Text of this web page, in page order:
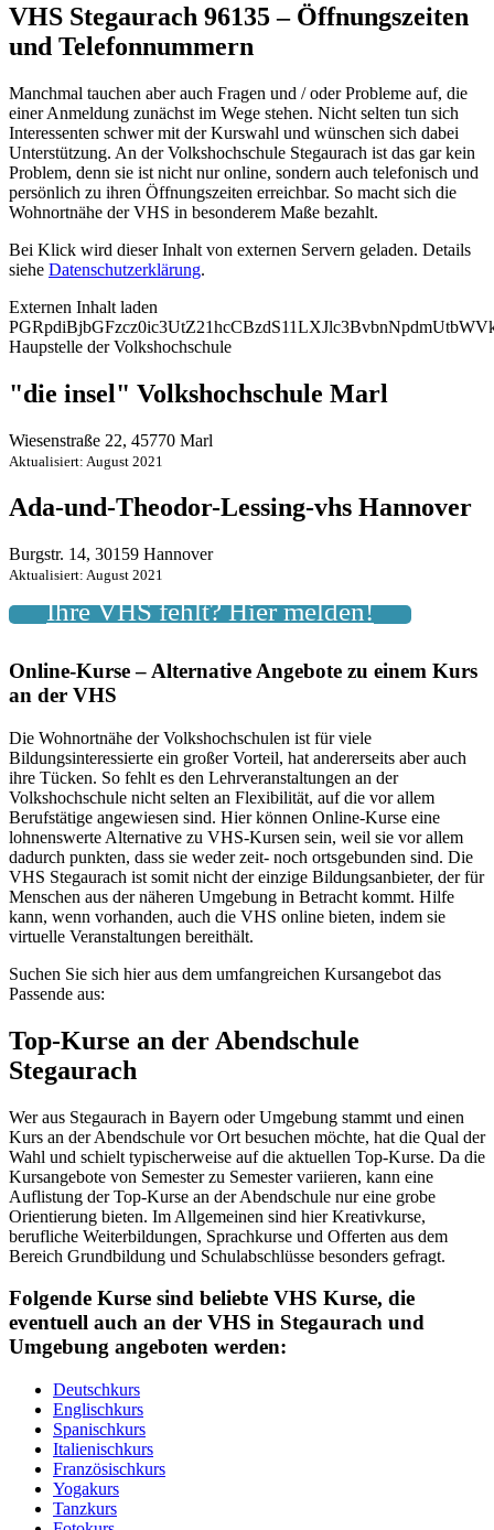
VHS Stegaurach 96135 – Öffnungszeiten
und Telefonnummern
Manchmal tauchen aber auch Fragen und / oder Probleme auf, die
einer Anmeldung zunächst im Wege stehen. Nicht selten tun sich
Interessenten schwer mit der Kurswahl und wünschen sich dabei
Unterstützung. An der Volkshochschule Stegaurach ist das gar kein
Problem, denn sie ist nicht nur online, sondern auch telefonisch und
persönlich zu ihren Öffnungszeiten erreichbar. So macht sich die
Wohnortnähe der VHS in besonderem Maße bezahlt.
Bei Klick wird dieser Inhalt von externen Servern geladen. Details
siehe Datenschutzerklärung.
Externen Inhalt laden
Haupstelle der Volkshochschule
"die insel" Volkshochschule Marl
Wiesenstraße 22, 45770 Marl
Aktualisiert: August 2021
Ada-und-Theodor-Lessing-vhs Hannover
Burgstr. 14, 30159 Hannover
Aktualisiert: August 2021
Ihre VHS fehlt? Hier melden!
Online-Kurse – Alternative Angebote zu einem Kurs
an der VHS
Die Wohnortnähe der Volkshochschulen ist für viele
Bildungsinteressierte ein großer Vorteil, hat andererseits aber auch
ihre Tücken. So fehlt es den Lehrveranstaltungen an der
Volkshochschule nicht selten an Flexibilität, auf die vor allem
Berufstätige angewiesen sind. Hier können Online-Kurse eine
lohnenswerte Alternative zu VHS-Kursen sein, weil sie vor allem
dadurch punkten, dass sie weder zeit- noch ortsgebunden sind. Die
VHS Stegaurach ist somit nicht der einzige Bildungsanbieter, der für
Menschen aus der näheren Umgebung in Betracht kommt. Hilfe
kann, wenn vorhanden, auch die VHS online bieten, indem sie
virtuelle Veranstaltungen bereithält.
Suchen Sie sich hier aus dem umfangreichen Kursangebot das
Passende aus:
Top-Kurse an der Abendschule
Stegaurach
Wer aus Stegaurach in Bayern oder Umgebung stammt und einen
Kurs an der Abendschule vor Ort besuchen möchte, hat die Qual der
Wahl und schielt typischerweise auf die aktuellen Top-Kurse. Da die
Kursangebote von Semester zu Semester variieren, kann eine
Auflistung der Top-Kurse an der Abendschule nur eine grobe
Orientierung bieten. Im Allgemeinen sind hier Kreativkurse,
berufliche Weiterbildungen, Sprachkurse und Offerten aus dem
Bereich Grundbildung und Schulabschlüsse besonders gefragt.
Folgende Kurse sind beliebte VHS Kurse, die
eventuell auch an der VHS in Stegaurach und
Umgebung angeboten werden:
Deutschkurs
Englischkurs
Spanischkurs
Italienischkurs
Französischkurs
Yogakurs
Tanzkurs